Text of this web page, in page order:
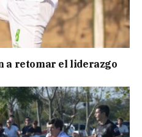
a retomar el liderazgo